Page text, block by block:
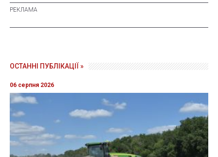
ОСТАННІ ПУБЛІКАЦІЇ »
06 серпня 2026